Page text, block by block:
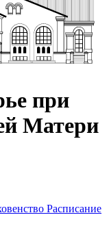
при
Матери
Расписание